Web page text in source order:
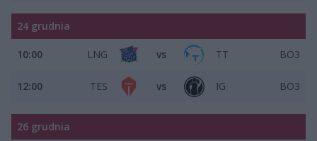
24 grudnia
10:00 LNG vs TT BO3
12:00 TES vs IG BO3
26 grudnia